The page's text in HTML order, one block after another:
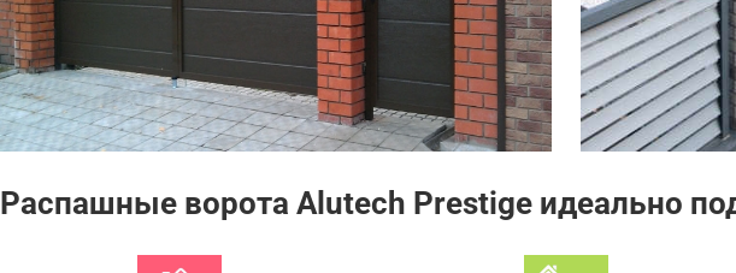
Распашные ворота Alutech Prestige идеально